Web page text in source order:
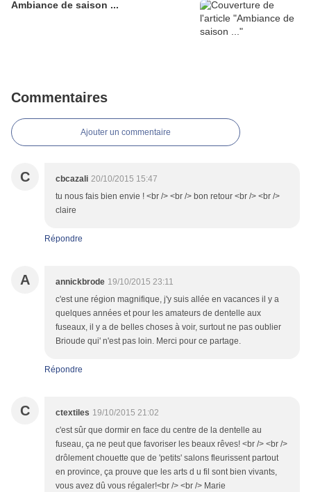
Ambiance de saison ...
Commentaires
Ajouter un commentaire
C cbcazali 20/10/2015 15:47
tu nous fais bien envie ! <br /> <br /> bon retour <br /> <br />
claire
Répondre
A annickbrode 19/10/2015 23:11
c'est une région magnifique, j'y suis allée en vacances il y a
quelques années et pour les amateurs de dentelle aux
fuseaux, il y a de belles choses à voir, surtout ne pas oublier
Brioude qui' n'est pas loin. Merci pour ce partage.
Répondre
C ctextiles 19/10/2015 21:02
c'est sûr que dormir en face du centre de la dentelle au
fuseau, ça ne peut que favoriser les beaux rêves! <br /> <br />
drôlement chouette que de 'petits' salons fleurissent partout
en province, ça prouve que les arts d u fil sont bien vivants,
vous avez dû vous régaler!<br /> <br /> Marie